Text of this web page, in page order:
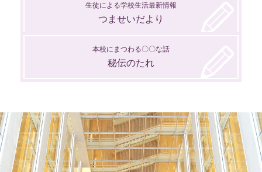
生徒による学校生活最新情報
つませいだより
本校にまつわる〇〇な話
秘伝のたれ